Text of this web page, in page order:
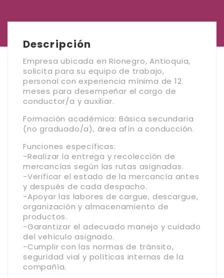
Descripción
Empresa ubicada en Rionegro, Antioquia,
solicita para su equipo de trabajo,
personal con experiencia mínima de 12
meses para desempeñar el cargo de
conductor/a y auxiliar.
Formación académica: Básica secundaria
(no graduado/a), área afín a conducción.
Funciones específicas:
-Realizar la entrega y recolección de
mercancías según las rutas asignadas.
-Verificar el estado de la mercancía antes
y después de cada despacho.
-Apoyar las labores de cargue, descargue,
organización y almacenamiento de
productos.
-Garantizar el adecuado manejo y cuidado
del vehículo asignado.
-Cumplir con las normas de tránsito,
seguridad vial y políticas internas de la
compañía.